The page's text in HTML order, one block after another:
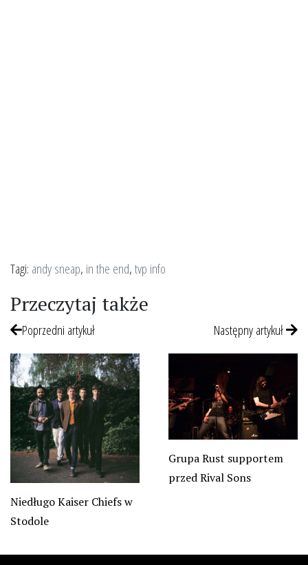
Tagi: andy sneap, in the end,tvp info
Przeczytaj także
Poprzedni artykuł
Niedługo Kaiser Chiefs w
Stodole
Następny artykuł
Grupa Rust supportem
przed Rival Sons